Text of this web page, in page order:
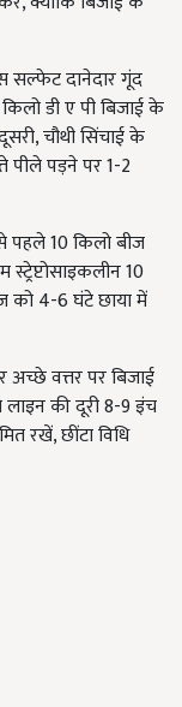
सल्फेट दानेदार गूंद
डी ए पी बिजाई के
चौथी सिंचाई के
पड़ने पर 1-2
पहले 10 किलो बीज
स्ट्रेप्टोसाइकलीन 10
को 4-6 घंटे छाया में
अच्छे वत्तर पर बिजाई
लाइन की दूरी 8-9 इंच
रखें, छींटा विधि